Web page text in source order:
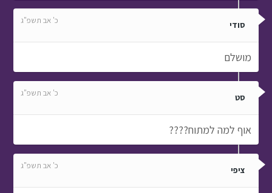
סודי כ' אב תשפ"ג
מושלם
סט כ' אב תשפ"ג
אוף למה למתוח????
ציפי כ' אב תשפ"ג